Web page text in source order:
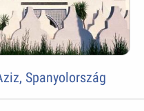
Spanyolország